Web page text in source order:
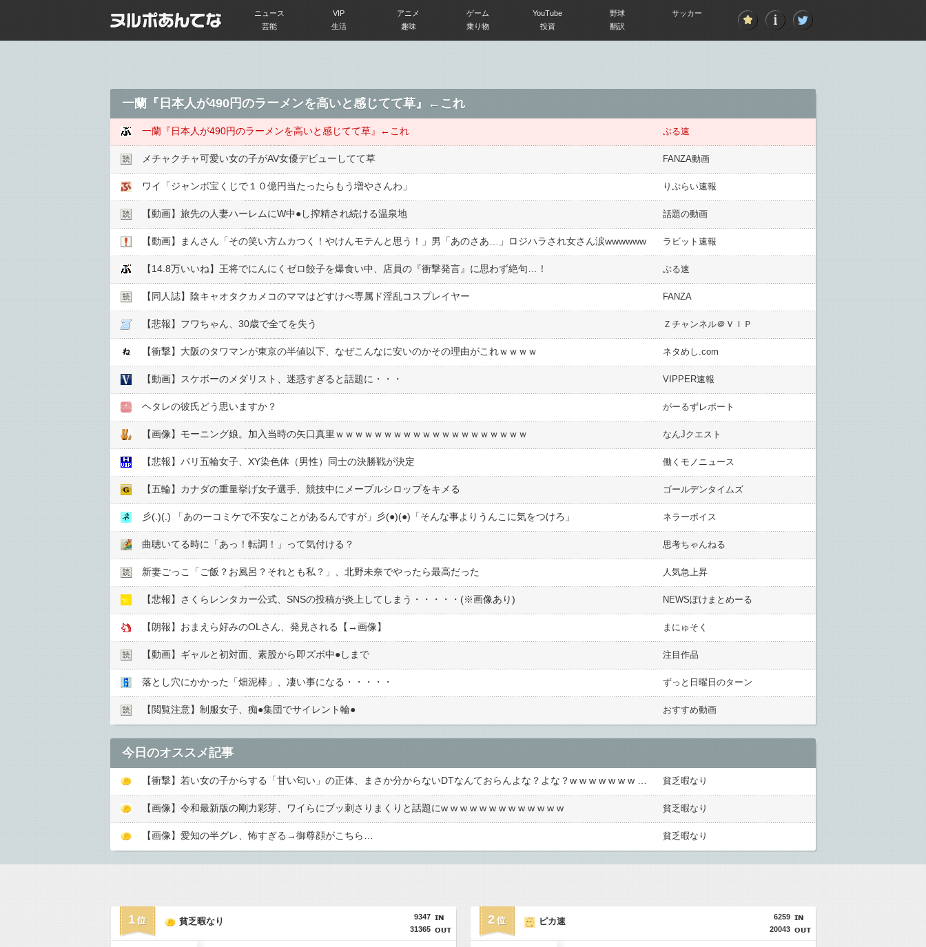
ニュース VIP アニメ ゲーム YouTube 野球
サッカー
芸能
生活 趣味 乗り物 投資 翻訳
一蘭『日本人が490円のラーメンを高いと感じてて草』←これ
一蘭『日本人が490円のラーメンを高いと感じてて草』←これ ぶる速
メチャクチャ可愛い女の子がAV女優デビューしてて草 FANZA動画
ワイ「ジャンボ宝くじで１０億円当たったらもう増やさんわ」 りぷらい速報
【動画】旅先の人妻ハーレムにW中●︎し搾精され続ける温泉地 話題の動画
【動画】まんさん「その笑い方ムカつく！やけんモテんと思う！」男「あのさあ…」ロジハラされ女さん涙wwwwww ラビット速報
【14.8万いいね】王将でにんにくゼロ餃子を爆食い中、店員の『衝撃発言』に思わず絶句…！ ぶる速
【同人誌】陰キャオタクカメコのママはどすけべ専属ド淫乱コスプレイヤー FANZA
【悲報】フワちゃん、30歳で全てを失う Ｚチャンネル＠ＶＩＰ
【衝撃】大阪のタワマンが東京の半値以下、なぜこんなに安いのかその理由がこれｗｗｗｗ ネタめし.com
【動画】スケボーのメダリスト、迷惑すぎると話題に・・・ VIPPER速報
ヘタレの彼氏どう思いますか？ がーるずレポート
【画像】モーニング娘。加入当時の矢口真里ｗｗｗｗｗｗｗｗｗｗｗｗｗｗｗｗｗｗｗｗ なんJクエスト
【悲報】パリ五輪女子、XY染色体（男性）同士の決勝戦が決定 働くモノニュース
【五輪】カナダの重量挙げ女子選手、競技中にメープルシロップをキメる ゴールデンタイムズ
彡(.)(.) 「あのーコミケで不安なことがあるんですが」彡(●)(●)「そんな事よりうんこに気をつけろ」 ネラーボイス
曲聴いてる時に「あっ！転調！」って気付ける？ 思考ちゃんねる
新妻ごっこ「ご飯？お風呂？それとも私？」、北野未奈でやったら最高だった 人気急上昇
【悲報】さくらレンタカー公式、SNSの投稿が炎上してしまう・・・・・(※画像あり) NEWSぽけまとめーる
【朗報】おまえら好みのOLさん、発見される【→画像】 まにゅそく
【動画】ギャルと初対面、素股から即ズボ中●︎しまで 注目作品
落とし穴にかかった「畑泥棒」、凄い事になる・・・・・ ずっと日曜日のターン
【閲覧注意】制服女子、痴●︎集団でサイレント輪●︎ おすすめ動画
今日のオススメ記事
貧乏暇なり
【画像】令和最新版の剛力彩芽、ワイらにブッ刺さりまくりと話題にw w w w w w w w w w w w w 貧乏暇なり
【画像】愛知の半グレ、怖すぎる→御尊顔がこちら… 貧乏暇なり
1
9347
31365
貧乏暇なり 2
6259
20043
ピカ速